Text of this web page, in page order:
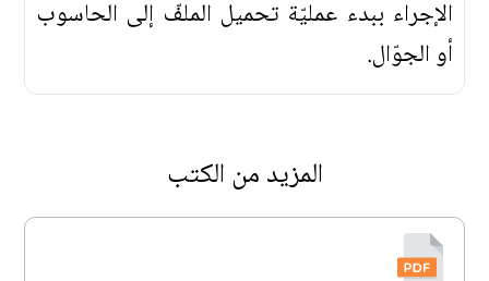
الإجراء ببدء عمليّة تحميل الملفّ إلى الحاسوب
أو الجوّال.
المزيد من الكتب